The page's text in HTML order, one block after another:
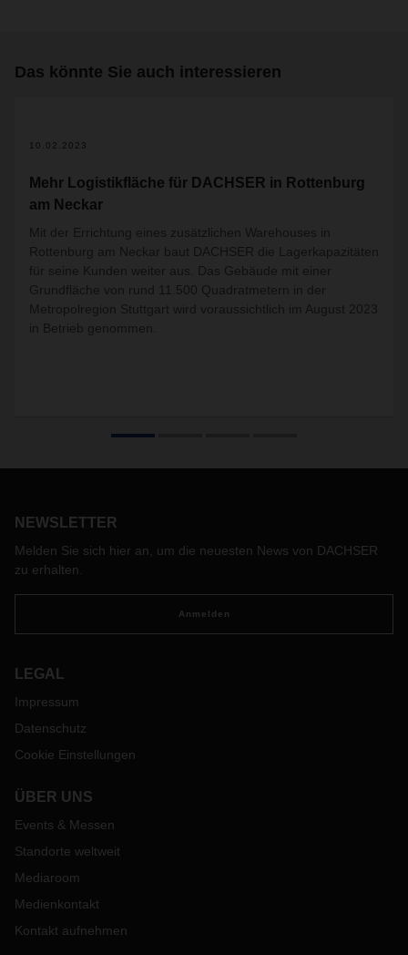
Das könnte Sie auch interessieren
10.02.2023
Mehr Logistikfläche für DACHSER in Rottenburg
am Neckar
Mit der Errichtung eines zusätzlichen Warehouses in
Rottenburg am Neckar baut DACHSER die Lagerkapazitäten
für seine Kunden weiter aus. Das Gebäude mit einer
Grundfläche von rund 11.500 Quadratmetern in der
Metropolregion Stuttgart wird voraussichtlich im August 2023
in Betrieb genommen.
NEWSLETTER
Melden Sie sich hier an, um die neuesten News von DACHSER
zu erhalten.
Anmelden
LEGAL
Impressum
Datenschutz
Cookie Einstellungen
ÜBER UNS
Events & Messen
Standorte weltweit
Mediaroom
Medienkontakt
Kontakt aufnehmen